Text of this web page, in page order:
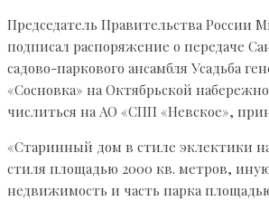
Председатель Правительства России
подписал распоряжение о передаче
садово-паркового ансамбля Усадьба
«Сосновка» на Октябрьской
числиться на АО «СПП «Невское»,
«Старинный дом в стиле эклектики на
стиля площадью 2000 кв. метров,
недвижимость и часть парка